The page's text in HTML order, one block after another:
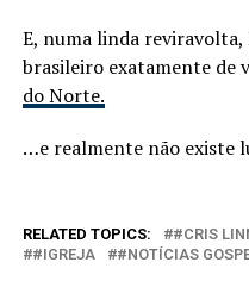
E, numa linda reviravolta,
brasileiro exatamente de
do Norte.
…e realmente não existe
RELATED TOPICS: #CRIS
#IGREJA
#NOTÍCIAS